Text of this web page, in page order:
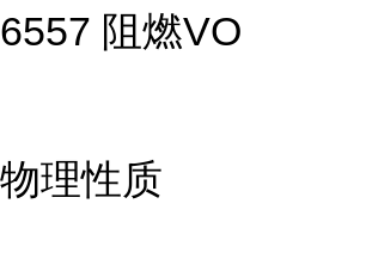
6557 阻燃VO
物理性质